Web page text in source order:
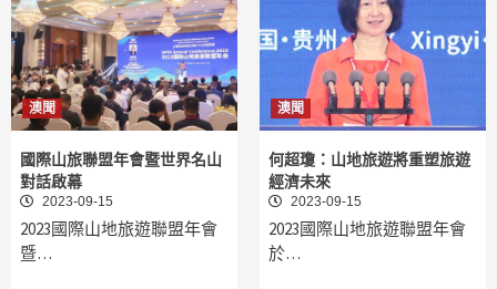
澳聞
國際山旅聯盟年會暨世界名山
對話啟幕
2023-09-15
2023國際山地旅遊聯盟年會
暨…
澳聞
何超瓊：山地旅遊將重塑旅遊
經濟未來
2023-09-15
2023國際山地旅遊聯盟年會
於…